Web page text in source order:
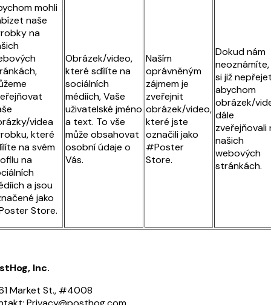
mohli
naše
na
videa
které
na svém
na
a jsou
jako
Store.
Obrázek/video,
které sdílíte na
sociálních
médiích, Vaše
uživatelské jméno
a text. To vše
může obsahovat
osobní údaje o
Vás.
Naším
oprávněným
zájmem je
zveřejnit
obrázek/video,
které jste
označili jako
#Poster
Store.
Dokud nám
neoznámíte,
si již
abychom
obrázek/
dále
zveřejňovali
našich
webových
stránkách.
Inc.
Market St., #4008